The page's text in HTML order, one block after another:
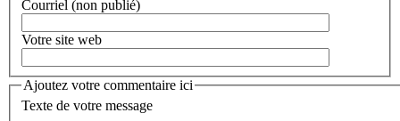
Courriel (non publié)
Votre site web
Ajoutez votre commentaire ici
Texte de votre message